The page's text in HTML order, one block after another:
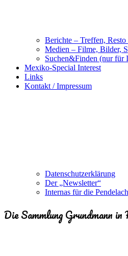
Berichte – Treffen, Resto
Medien – Filme, Bilder,
Suchen&Finden (nur für
Mexiko-Special Interest
Links
Kontakt / Impressum
Datenschutzerklärung
Der „Newsletter“
Internas für die
Die Sammlung Grundmann